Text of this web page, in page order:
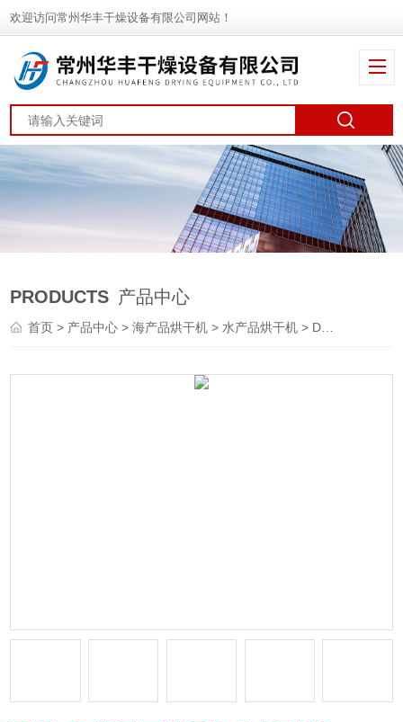
欢迎访问常州华丰干燥设备有限公司网站！
PRODUCTS 产品中心
首页> 产品中心 >海产品烘干机 >水产品烘干机 > DWT不锈钢中草药带式烘干机 带式干燥机